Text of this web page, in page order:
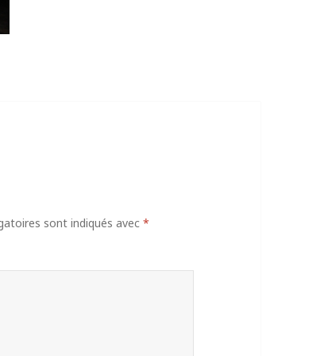
sont indiqués avec*